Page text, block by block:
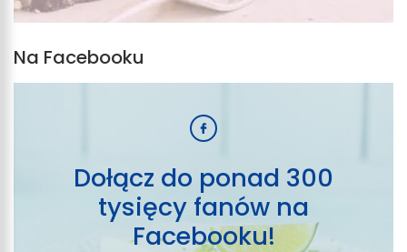
Na Facebooku
Dołącz do ponad 300
tysięcy fanów na
Facebooku!